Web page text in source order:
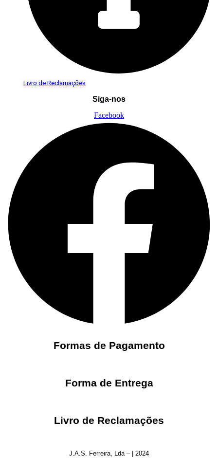
Livro de Reclamações
Siga-nos
Facebook
Formas de Pagamento
Forma de Entrega
Livro de Reclamações
J.A.S. Ferreira, Lda – | 2024